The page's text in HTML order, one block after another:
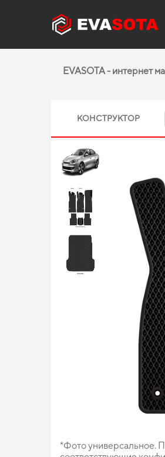
EVASOTA - интернет
КОНСТРУКТОР
*Фото универсальное.